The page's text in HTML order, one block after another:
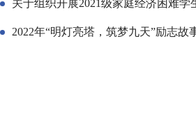
关于组织开展2021级家庭经济困难学
2022年“明灯亮塔，筑梦九天”励志故